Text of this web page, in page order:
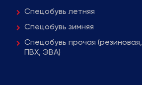
Спецобувь летняя
Спецобувь зимняя
Спецобувь прочая (резиновая,
ПВХ, ЭВА)